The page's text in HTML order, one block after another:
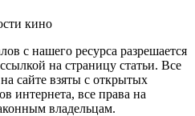
кино
с нашего ресурса разрешается
на страницу статьи. Все
сайте взяты с открытых
интернета, все права на
владельцам.